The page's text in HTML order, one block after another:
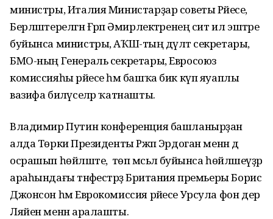
министры, Италия Министарҙар советы Рәйесе,
Берләштерелгән Ғәрәп Әмирлектәренең сит ил эштәре
буйынса министры, АҠШ-тың дәүләт секретары,
БМО-ның Генераль секретары, Евросоюз
комиссияһы рәйесе һәм башҡа бик күп яуаплы
вазифа биләүселәр ҡатнашты.
Владимир Путин конференция башланырҙан
алда Төркиә Президенты Рәжәп Эрдоган менән дә
осрашып һөйләште, ә төп мәсьәлә буйынса һөйләшеүҙәр
араһындағы тәнәфестәрҙә Британия премьеры Борис
Джонсон һәм Еврокомиссия рәйесе Урсула фон дер
Ляйен менән аралашты.